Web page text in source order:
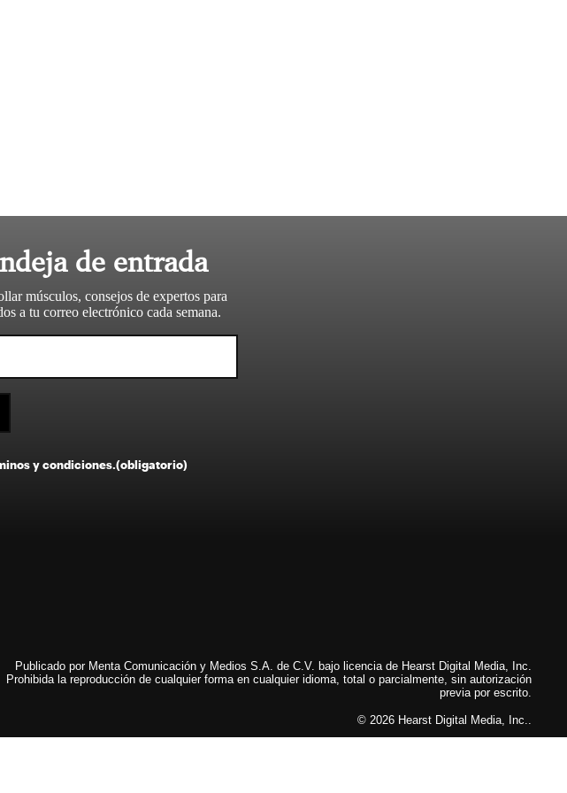
de entrada
músculos, consejos de expertos para
a tu correo electrónico cada semana.
y condiciones.(obligatorio)
Publicado por Menta Comunicación y Medios S.A. de C.V. bajo licencia de Hearst Digital Media, Inc.
Prohibida la reproducción de cualquier forma en cualquier idioma, total o parcialmente, sin autorización
previa por escrito.
© 2026 Hearst Digital Media, Inc..